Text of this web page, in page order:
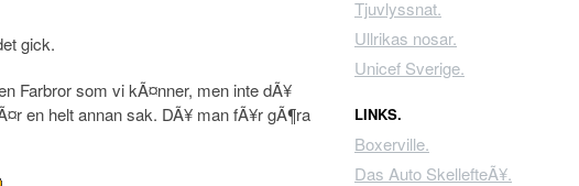
gick.
Farbror som vi kÃ¤nner, men inte dÃ¥
en helt annan sak. DÃ¥ man fÃ¥r gÃ¶ra
Tjuvlyssnat.
Ullrikas nosar.
Unicef Sverige.
LINKS.
Boxerville.
Das Auto SkellefteÃ¥.